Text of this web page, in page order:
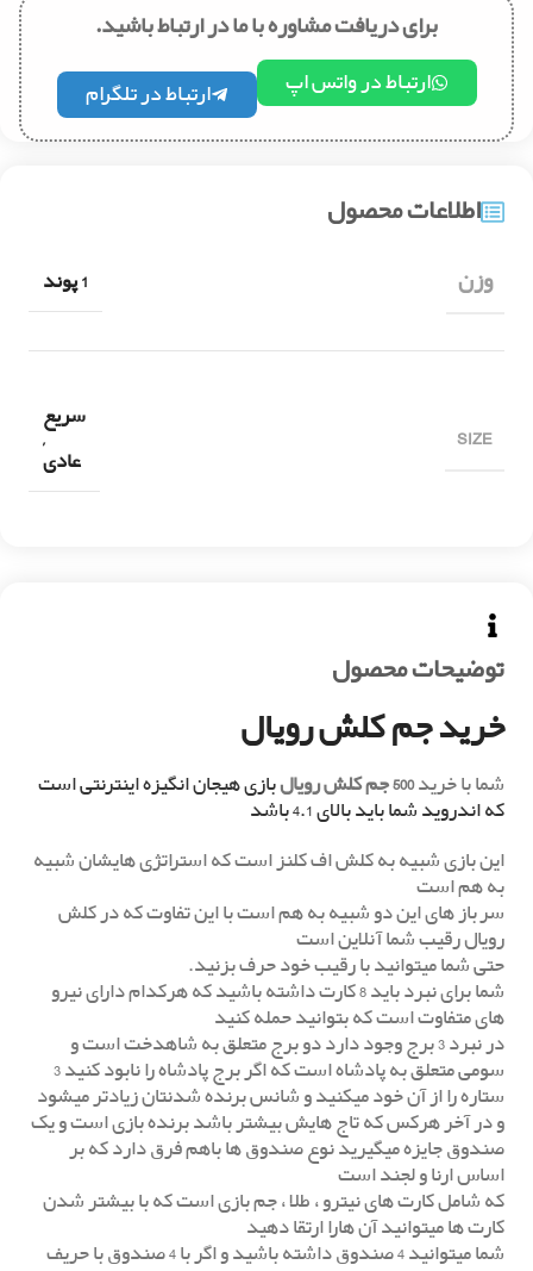
برای دریافت مشاوره با ما در ارتباط باشید.
ارتباط در واتس اپ ارتباط در تلگرام
توضیحات محصول
خرید جم کلش رویال
شما با خرید500 جم کلش رویال
بازی هیجان انگیزه اینترنتی است
که اندروید شما باید بالای 4.1 باشد
این بازی شبیه به کلش اف کلنز است که استراتژی هایشان شبیه
به هم است
سرباز های این دو شبیه به هم است با این تفاوت که در کلش
رویال رقیب شما آنلاین است
حتی شما میتوانید با رقیب خود حرف بزنید.
شما برای نبرد باید 8 کارت داشته باشید که هرکدام دارای نیرو
های متفاوت است که بتوانید حمله کنید
در نبرد 3 برج وجود دارد دو برج متعلق به شاهدخت است و
سومی متعلق به پادشاه است که اگر برج پادشاه را نابود کنید 3
ستاره را از آن خود میکنید و شانس برنده شدنتان زیادتر میشود
و در آخر هرکس که تاج هایش بیشتر باشد برنده بازی است و یک
صندوق جایزه میگیرید نوع صندوق ها باهم فرق دارد که بر
اساس ارنا و لجند است
که شامل کارت های نیترو ، طلا ، جم بازی است که با بیشتر شدن
کارت ها میتوانید آن هارا ارتقا دهید
شما میتوانید 4 صندوق داشته باشید و اگر با 4 صندوق با حریف
اطلاعات محصول
وزن 1 پوند
SIZE
سریع
,
عادی